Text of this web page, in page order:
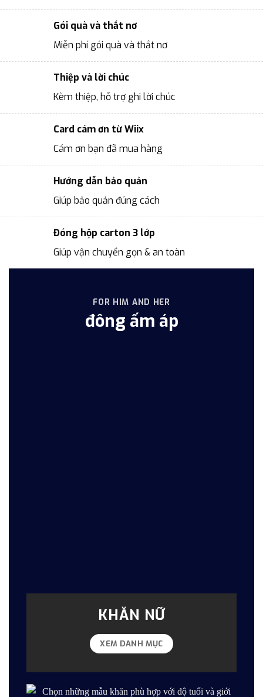
Gói quà và thắt nơ
Miễn phí gói quà và thắt nơ
Thiệp và lời chúc
Kèm thiệp, hỗ trợ ghi lời chúc
Card cám ơn từ Wiix
Cám ơn bạn đã mua hàng
Hướng dẫn bảo quản
Giúp bảo quản đúng cách
Đóng hộp carton 3 lớp
Giúp vận chuyển gọn & an toàn
FOR HIM AND HER
đông ấm áp
KHĂN NỮ
XEM DANH MỤC